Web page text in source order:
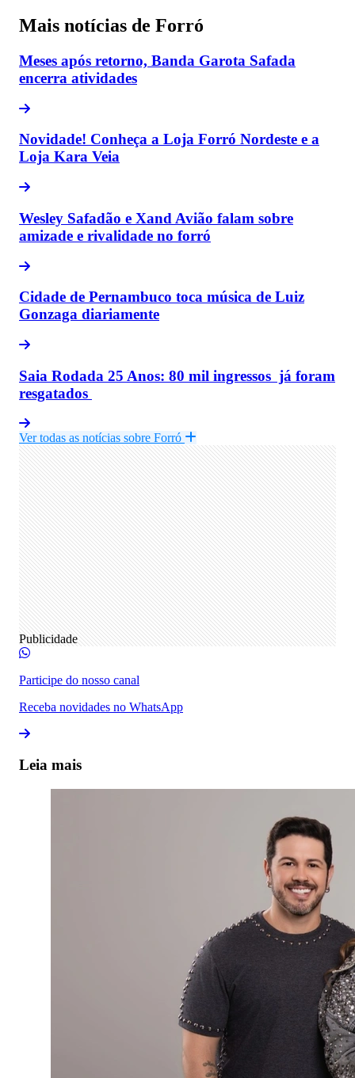
Mais notícias de Forró
Meses após retorno, Banda Garota Safada
encerra atividades
Novidade! Conheça a Loja Forró Nordeste e a
Loja Kara Veia
Wesley Safadão e Xand Avião falam sobre
amizade e rivalidade no forró
Cidade de Pernambuco toca música de Luiz
Gonzaga diariamente
Saia Rodada 25 Anos: 80 mil ingressos já foram
resgatados
Ver todas as notícias sobre Forró
Publicidade
Participe do nosso canal
Receba novidades no WhatsApp
Leia mais